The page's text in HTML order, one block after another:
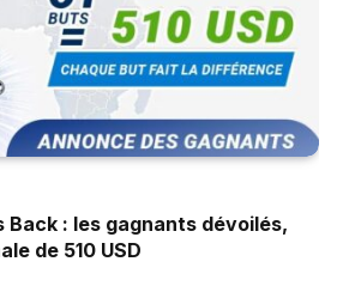
Back : les gagnants dévoilés,
de 510 USD